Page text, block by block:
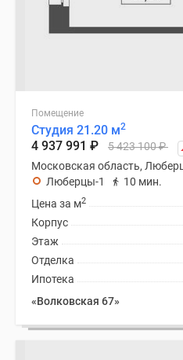
ипотека
#рассрочка
ипотека
скидками
новостроек
Помещение
Студия 21.20 м2
4 937 991 ₽ 5 423 100₽
Московская область,
Люберцы-1
10 мин.
Цена за м2
Корпус
Этаж
Отделка
Ипотека
«Волковская 67»